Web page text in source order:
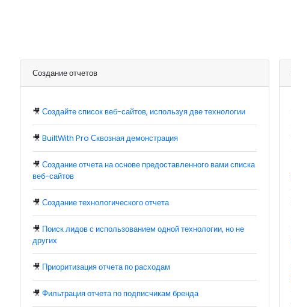
Создание отчетов
🎥 Создайте список веб-сайтов, используя две технологии
🎥 BuiltWith Pro Сквозная демонстрация
🎥 Создание отчета на основе предоставленного вами списка
веб-сайтов
🎥 Создание технологического отчета
🎥 Поиск лидов с использованием одной технологии, но не
других
🎥 Приоритизация отчета по расходам
🎥 Фильтрация отчета по подписчикам бренда